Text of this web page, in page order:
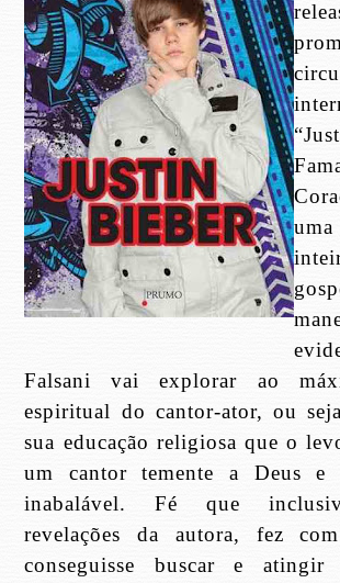
Falsani vai explorar ao
espiritual do cantor-ator, ou
sua educação religiosa que o
um cantor temente a Deus e
inabalável. Fé que
revelações da autora, fez
conseguisse buscar e